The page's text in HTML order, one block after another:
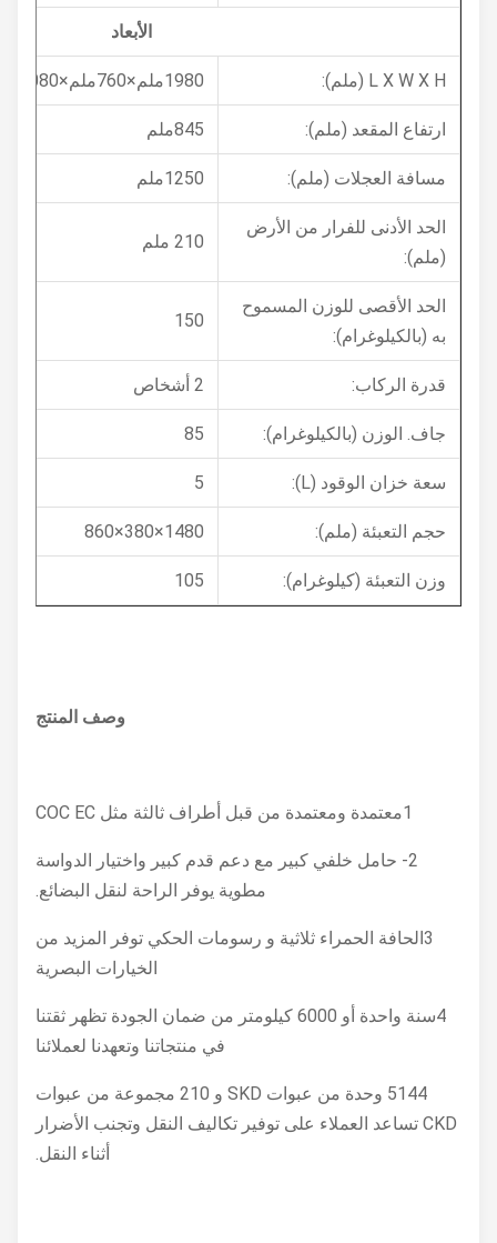
الأبعاد
L X W X H (ملم): 1980ملم×760ملم×1080ملم
ارتفاع المقعد (ملم):
مسافة العجلات (ملم): 1250ملم
الحد الأدنى للفرار من الأرض
(ملم):
الحد الأقصى للوزن المسموح
به (بالكيلوغرام):
قدرة الركاب:
جاف. الوزن (بالكيلوغرام):
سعة خزان الوقود (L):
حجم التعبئة (ملم): 1480×380×860
وزن التعبئة (كيلوغرام):
وصف المنتج
2- حامل خلفي كبير مع دعم قدم كبير واختيار الدواسة
مطوية يوفر الراحة لنقل البضائع.
3الحافة الحمراء ثلاثية و رسومات الحكي توفر المزيد من
الخيارات البصرية
4سنة واحدة أو 6000 كيلومتر من ضمان الجودة تظهر ثقتنا
في منتجاتنا وتعهدنا لعملائنا
5144 وحدة من عبوات SKD و 210 مجموعة من عبوات
CKD تساعد العملاء على توفير تكاليف النقل وتجنب الأضرار
أثناء النقل.